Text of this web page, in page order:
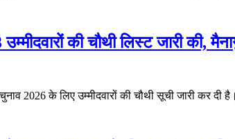
की चौथी लिस्ट जारी की,
2026 के लिए उम्मीदवारों की चौथी सूची जारी कर